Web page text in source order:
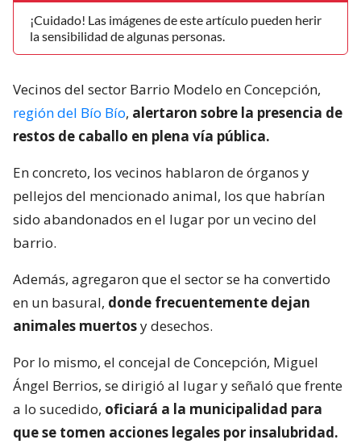
¡Cuidado! Las imágenes de este artículo pueden herir
la sensibilidad de algunas personas.
Vecinos del sector Barrio Modelo en Concepción,
región del Bío Bío, alertaron sobre la presencia de
restos de caballo en plena vía pública.
En concreto, los vecinos hablaron de órganos y
pellejos del mencionado animal, los que habrían
sido abandonados en el lugar por un vecino del
barrio.
Además, agregaron que el sector se ha convertido
en un basural, donde frecuentemente dejan
animales muertosy desechos.
Por lo mismo, el concejal de Concepción, Miguel
Ángel Berrios, se dirigió al lugar y señaló que frente
a lo sucedido, oficiará a la municipalidad para
que se tomen acciones legales por insalubridad.